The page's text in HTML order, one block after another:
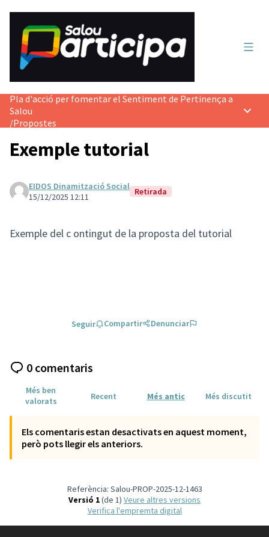
Pla d'acció per fomentar el Sentiment de Pertinença a
Salou
/Propostes
Exemple tutorial
EIDOS Dinamització Social
15/12/2025 12:11
Retirada
Exemple del c ontingut de la proposta del tutorial
Seguir Compartir Denunciar
0 comentaris
Més ben
valorats
Recent Més antic Més discutit
Els comentaris estan desactivats en aquest moment,
però pots llegir els anteriors.
Referència: Salou-PROP-2025-12-1463
Versió 1(de 1)
veure altres versions
Verifica l'empremta digital